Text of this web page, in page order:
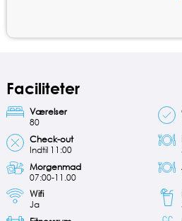
Faciliteter
Værelser
80
Check-out
Indtil 11:00
Morgenmad
07:00-11.00
Wifi
Ja